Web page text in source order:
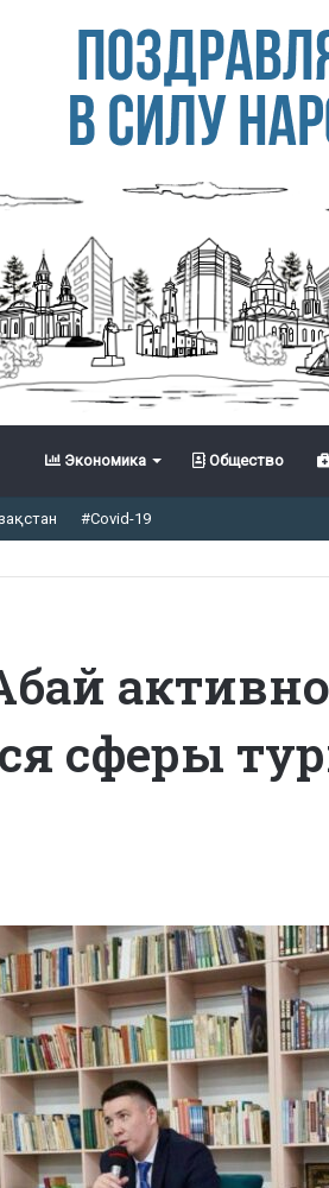
Экономика Общество
#Covid-19
активно
сферы